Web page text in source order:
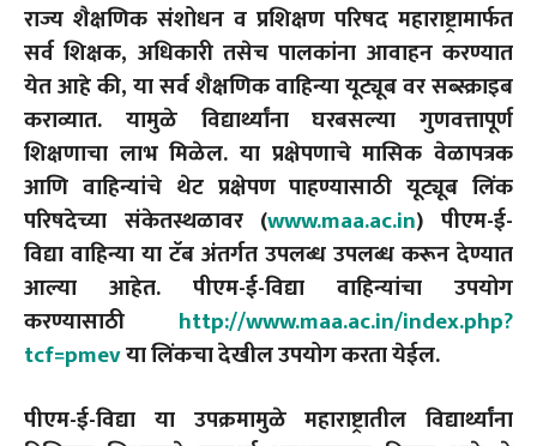
राज्य शैक्षणिक संशोधन व प्रशिक्षण परिषद महाराष्ट्रामार्फत
सर्व शिक्षक, अधिकारी तसेच पालकांना आवाहन करण्यात
येत आहे की, या सर्व शैक्षणिक वाहिन्या यूट्यूब वर सब्स्क्राइब
कराव्यात. यामुळे विद्यार्थ्यांना घरबसल्या गुणवत्तापूर्ण
शिक्षणाचा लाभ मिळेल. या प्रक्षेपणाचे मासिक वेळापत्रक
आणि वाहिन्यांचे थेट प्रक्षेपण पाहण्यासाठी यूट्यूब लिंक
परिषदेच्या संकेतस्थळावर (www.maa.ac.in) पीएम-ई-
विद्या वाहिन्या या टॅब अंतर्गत उपलब्ध उपलब्ध करून देण्यात
आल्या आहेत. पीएम-ई-विद्या वाहिन्यांचा उपयोग
करण्यासाठी http://www.maa.ac.in/index.php?
tcf=pmevया लिंकचा देखील उपयोग करता येईल.
पीएम-ई-विद्या या उपक्रमामुळे महाराष्ट्रातील विद्यार्थ्यांना